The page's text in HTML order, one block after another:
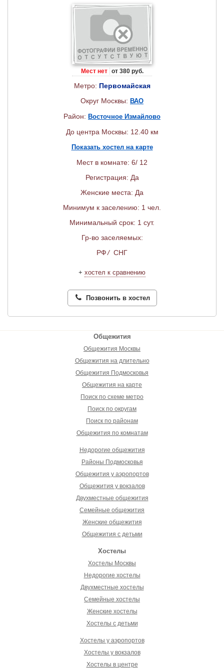
Мест нет от 380 руб.
Метро: Первомайская
Округ Москвы: ВАО
Район: Восточное Измайлово
До центра Москвы: 12.40 км
Показать хостел на карте
Мест в комнате: 6/ 12
Регистрация: Да
Женские места: Да
Минимум к заселению: 1 чел.
Минимальный срок: 1 сут.
Гр-во заселяемых:
РФ/ СНГ
+ хостел к сравнению
Позвонить в хостел
Общежития
Общежития Москвы
Общежития на длительно
Общежития Подмосковья
Общежития на карте
Поиск по схеме метро
Поиск по округам
Поиск по районам
Общежития по комнатам
Недорогие общежития
Районы Подмосковья
Общежития у аэропортов
Общежития у вокзалов
Двухместные общежития
Семейные общежития
Женские общежития
Общежития с детьми
Хостелы
Хостелы Москвы
Недорогие хостелы
Двухместные хостелы
Семейные хостелы
Женские хостелы
Хостелы с детьми
Хостелы у аэропортов
Хостелы у вокзалов
Хостелы в центре